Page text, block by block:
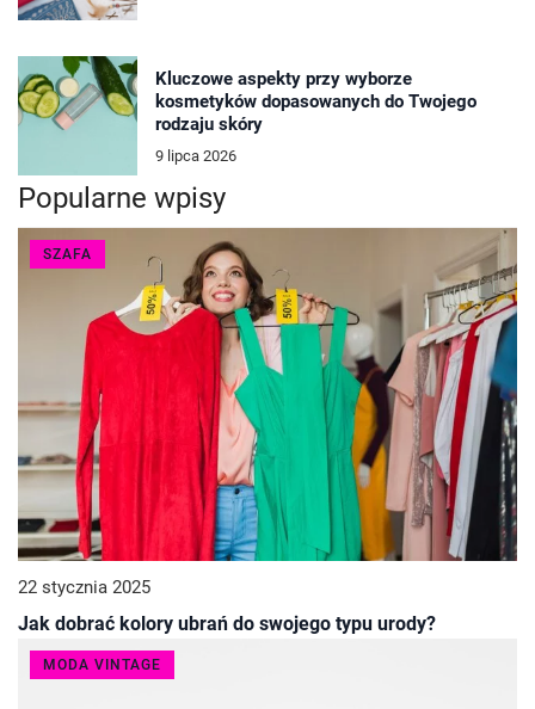
Kluczowe aspekty przy wyborze
kosmetyków dopasowanych do Twojego
rodzaju skóry
9 lipca 2026
Popularne wpisy
SZAFA
22 stycznia 2025
Jak dobrać kolory ubrań do swojego typu urody?
MODA VINTAGE